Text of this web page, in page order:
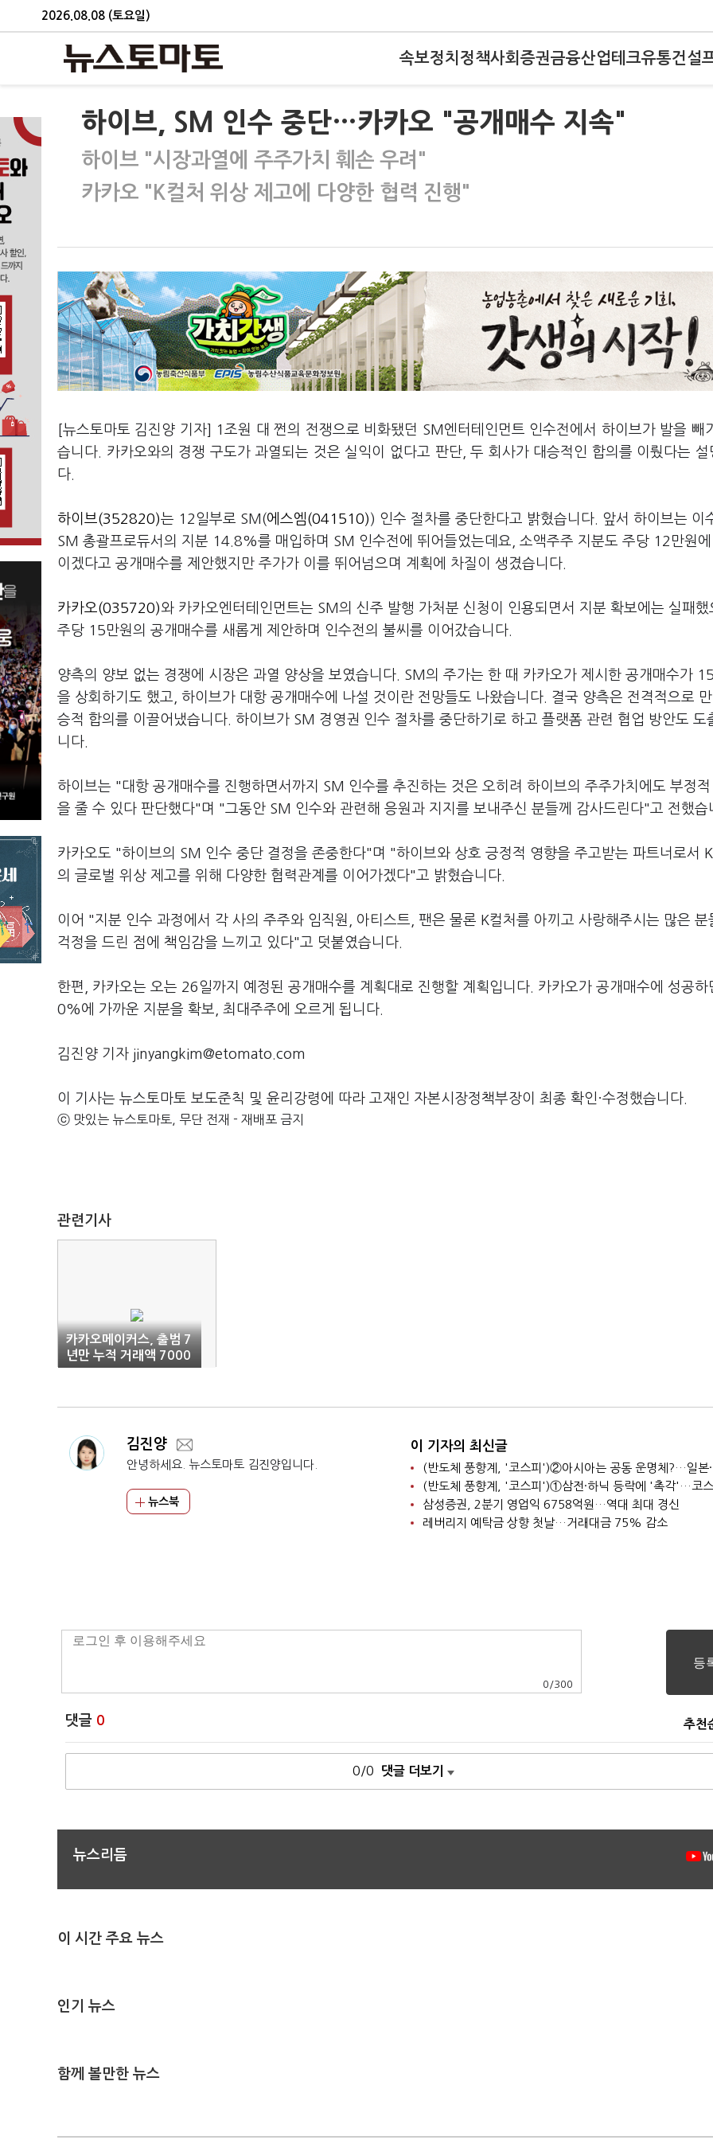
2026.08.08 (토요일)
속보정치 정책사회 증권금융산업테크유통건설
하이브, SM 인수 중단…카카오 "공개매수 지속"
하이브 "시장과열에 주주가치 훼손 우려"
카카오 "K컬처 위상 제고에 다양한 협력 진행"
[뉴스토마토 김진양 기자] 1조원 대 쩐의 전쟁으로 비화됐던 SM엔터테인먼트 인수전에서 하이브가 발을 빼
습니다. 카카오와의 경쟁 구도가 과열되는 것은 실익이 없다고 판단, 두 회사가 대승적인 합의를 이뤘다는 설
다.
하이브(352820)는 12일부로 SM(에스엠(041510) ) 인수 절차를 중단한다고 밝혔습니다. 앞서 하이브는 이
SM 총괄프로듀서의 지분 14.8%를 매입하며 SM 인수전에 뛰어들었는데요, 소액주주 지분도 주당 12만원
이겠다고 공개매수를 제안했지만 주가가 이를 뛰어넘으며 계획에 차질이 생겼습니다.
카카오(035720)와 카카오엔터테인먼트는 SM의 신주 발행 가처분 신청이 인용되면서 지분 확보에는 실패했
주당 15만원의 공개매수를 새롭게 제안하며 인수전의 불씨를 이어갔습니다.
양측의 양보 없는 경쟁에 시장은 과열 양상을 보였습니다. SM의 주가는 한 때 카카오가 제시한 공개매수가
을 상회하기도 했고, 하이브가 대항 공개매수에 나설 것이란 전망들도 나왔습니다. 결국 양측은 전격적으로
승적 합의를 이끌어냈습니다. 하이브가 SM 경영권 인수 절차를 중단하기로 하고 플랫폼 관련 협업 방안도 도
니다.
하이브는 "대항 공개매수를 진행하면서까지 SM 인수를 추진하는 것은 오히려 하이브의 주주가치에도 부정
을 줄 수 있다 판단했다"며 "그동안 SM 인수와 관련해 응원과 지지를 보내주신 분들께 감사드린다"고 전했
카카오도 "하이브의 SM 인수 중단 결정을 존중한다"며 "하이브와 상호 긍정적 영향을 주고받는 파트너로서
의 글로벌 위상 제고를 위해 다양한 협력관계를 이어가겠다"고 밝혔습니다.
이어 "지분 인수 과정에서 각 사의 주주와 임직원, 아티스트, 팬은 물론 K컬처를 아끼고 사랑해주시는 많은 분
걱정을 드린 점에 책임감을 느끼고 있다"고 덧붙였습니다.
한편, 카카오는 오는 26일까지 예정된 공개매수를 계획대로 진행할 계획입니다. 카카오가 공개매수에 성공하
0%에 가까운 지분을 확보, 최대주주에 오르게 됩니다.
김진양 기자 jinyangkim@etomato.com
이 기사는 뉴스토마토 보도준칙 및 윤리강령에 따라 고재인 자본시장정책부장이 최종 확인·수정했습니다.
ⓒ 맛있는 뉴스토마토, 무단 전재 - 재배포 금지
관련기사
카카오메이커스, 출범 7
년만 누적 거래액 7000
억원 돌파
김진양
안녕하세요. 뉴스토마토 김진양입니다.
뉴스북
이 기자의 최신글
삼성증권, 2분기 영업익 6758억원…역대 최대 경신
레버리지 예탁금 상향 첫날…거래대금 75% 감소
0 /300
댓글 0 추천
0/0 댓글 더보기
뉴스리듬
이 시간 주요 뉴스
인기 뉴스
함께 볼만한 뉴스